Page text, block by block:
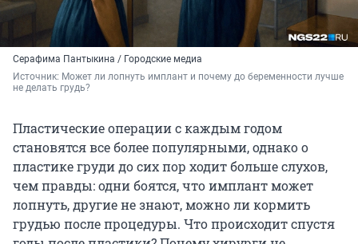
Серафима Пантыкина / Городские медиа
Источник: Может ли лопнуть имплант и почему до беременности лучше
не делать грудь?
Пластические операции с каждым годом
становятся все более популярными, однако о
пластике груди до сих пор ходит больше слухов,
чем правды: одни боятся, что имплант может
лопнуть, другие не знают, можно ли кормить
грудью после процедуры. Что происходит спустя